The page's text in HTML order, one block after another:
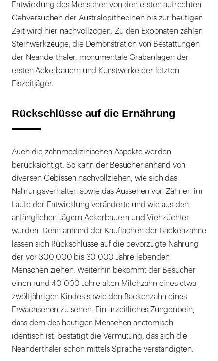
Entwicklung des Menschen von den ersten aufrechten
Gehversuchen der Australopithecinen bis zur heutigen
Zeit wird hier nachvollzogen. Zu den Exponaten zählen
Steinwerkzeuge, die Demonstration von Bestattungen
der Neanderthaler, monumentale Grabanlagen der
ersten Ackerbauern und Kunstwerke der letzten
Eiszeitjäger.
Rückschlüsse auf die Ernährung
Auch die zahnmedizinischen Aspekte werden
berücksichtigt. So kann der Besucher anhand von
diversen Gebissen nachvollziehen, wie sich das
Nahrungsverhalten sowie das Aussehen von Zähnen im
Laufe der Entwicklung veränderte und wie aus den
anfänglichen Jägern Ackerbauern und Viehzüchter
wurden. Denn anhand der Kauflächen der Backenzähne
lassen sich Rückschlüsse auf die bevorzugte Nahrung
der vor 300 000 bis 30 000 Jahre lebenden
Menschen ziehen. Weiterhin bekommt der Besucher
einen rund 40 000 Jahre alten Milchzahn eines etwa
zwölfjährigen Kindes sowie den Backenzahn eines
Erwachsenen zu sehen. Ein urzeitliches Zungenbein,
dass dem des heutigen Menschen anatomisch
identisch ist, bestätigt die Vermutung, das sich die
Neanderthaler schon mittels Sprache verständigten.